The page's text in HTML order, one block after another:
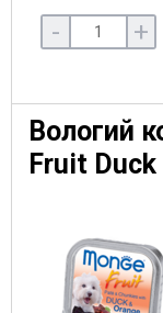
- +
Вологий
Fruit